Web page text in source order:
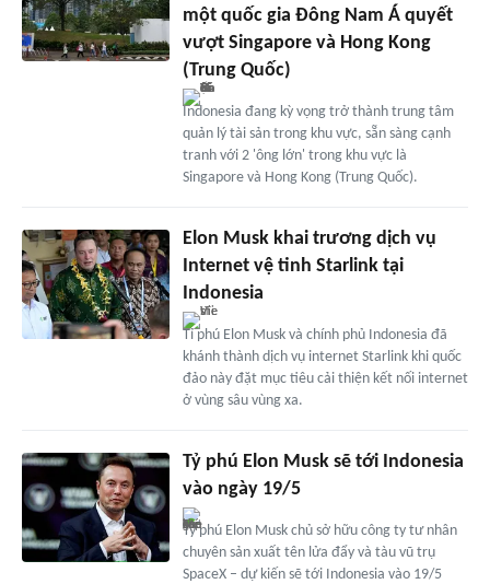
một quốc gia Đông Nam Á quyết
vượt Singapore và Hong Kong
(Trung Quốc)
Indonesia đang kỳ vọng trở thành trung tâm
quản lý tài sản trong khu vực, sẵn sàng cạnh
tranh với 2 'ông lớn' trong khu vực là
Singapore và Hong Kong (Trung Quốc).
Elon Musk khai trương dịch vụ
Internet vệ tinh Starlink tại
Indonesia
Tỉ phú Elon Musk và chính phủ Indonesia đã
khánh thành dịch vụ internet Starlink khi quốc
đảo này đặt mục tiêu cải thiện kết nối internet
ở vùng sâu vùng xa.
Tỷ phú Elon Musk sẽ tới Indonesia
vào ngày 19/5
Tỷ phú Elon Musk chủ sở hữu công ty tư nhân
chuyên sản xuất tên lửa đẩy và tàu vũ trụ
SpaceX – dự kiến sẽ tới Indonesia vào 19/5